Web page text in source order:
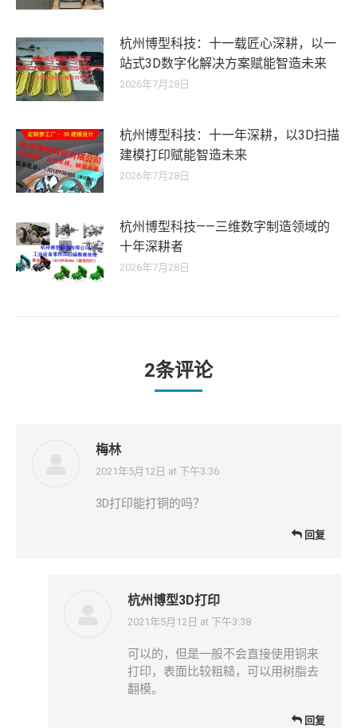
杭州博型科技：十一载匠心深耕，以一
站式3D数字化解决方案赋能智造未来
2026年7月28日
杭州博型科技：十一年深耕，以3D扫描
建模打印赋能智造未来
2026年7月28日
杭州博型科技——三维数字制造领域的
十年深耕者
2026年7月28日
2条评论
梅林
表
2021年5月12日 at 下午3:36
3D打印能打铜的吗？
回复
杭州博型3D打印
表
示:
2021年5月12日 at 下午3:38
可以的，但是一般不会直接使用铜来
打印，表面比较粗糙，可以用树脂去
翻模。
回复